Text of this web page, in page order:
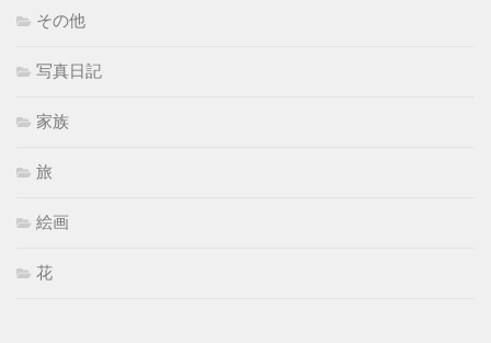
その他
写真日記
家族
旅
絵画
花